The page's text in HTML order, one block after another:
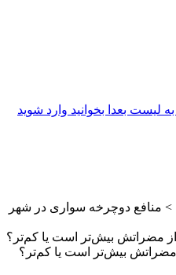
لیست بعدا بخوانید وارد شوید
> منافع دوچرخه سواری در شهر
بیش‌تر است یا کم‌تر؟